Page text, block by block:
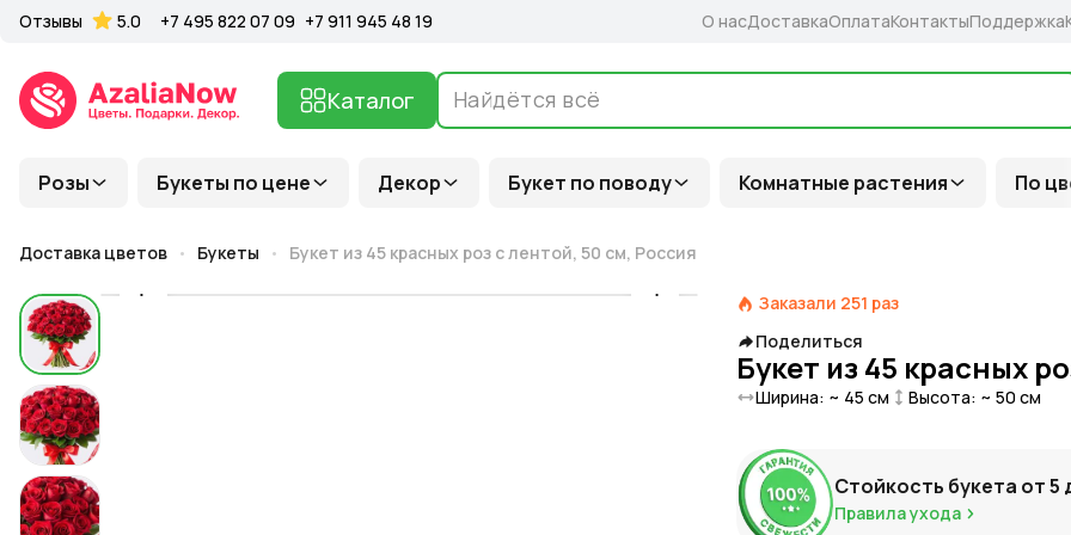
Розы Букеты по цене Декор Букет по поводу Комнатные растения По
Каталог
Отзывы 5.0 +7 495 822 07 09 +7 911 945 48 19 О насДоставкаОплатаКонтактыПоддержка
Доставка цветов Букеты Букет из 45 красных роз с лентой, 50 см, Россия
Заказали 251 раз
Поделиться
Букет из 45 красных
Ширина: ~ 45 см Высота: ~ 50 см
Стойкость букета от5
Правила ухода